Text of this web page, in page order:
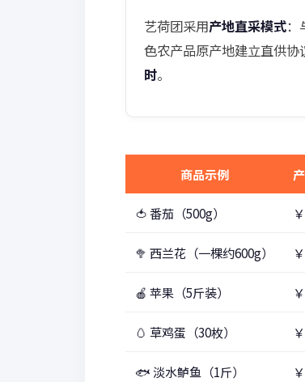
艺荷团采用产地直采模式
色农产品原产地建立直供
时。
商品示例
🍅 番茄（500g）
🥦 西兰花（一棵约600g）
🍎 苹果（5斤装）
🥚 草鸡蛋（30枚）
🐟 淡水鲈鱼（1斤）